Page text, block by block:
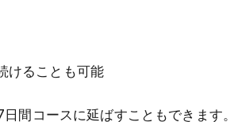
けることも可能
間コースに延ばすこともできます。